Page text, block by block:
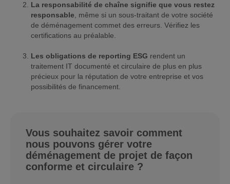
La responsabilité de chaîne signifie que vous restez
responsable , même si un sous-traitant de votre société
de déménagement commet des erreurs. Vérifiez les
certifications au préalable.
Les obligations de reporting ESG rendent un
traitement IT documenté et circulaire de plus en plus
précieux pour la réputation de votre entreprise et vos
possibilités de financement.
Vous souhaitez savoir comment
nous pouvons gérer votre
déménagement de projet de façon
conforme et circulaire ?